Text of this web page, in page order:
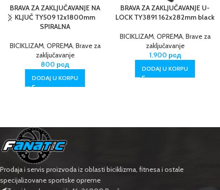
BRAVA ZA ZAKLJUČAVANJE NA
KLJUČ TY509 12x1800mm
SPIRALNA
BICIKLIZAM, OPREMA, Brave za
zaključavanje
800 рсд
DODAJ U KORPU
BRAVA ZA ZAKLJUČAVANJE U-
LOCK TY3891 162x282mm black
BICIKLIZAM, OPREMA, Brave za
zaključavanje
1.900 рсд
DODAJ U KORPU
Prodaja i servis proizvoda iz oblasti biciklizma, fitnesa i ostale
specijalizovane sportske opreme